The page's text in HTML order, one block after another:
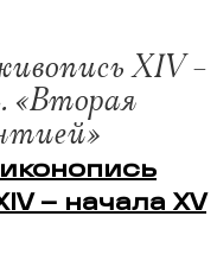
XIV –
«Вторая
– начала XV